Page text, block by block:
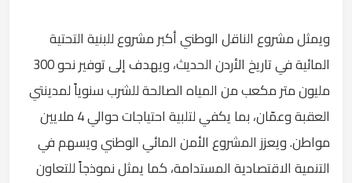
ويمثل مشروع الناقل الوطني أكبر مشروع للبنية التحتية
المائية في تاريخ الأردن الحديث، ويهدف إلى توفير نحو 300
مليون متر مكعب من المياه الصالحة للشرب سنوياً لمدينتي
العقبة وعمّان، بما يكفي لتلبية احتياجات حوالي 4 ملايين
مواطن. ويعزز المشروع الأمن المائي الوطني ويسهم في
التنمية الاقتصادية المستدامة، كما يمثل نموذجاً للتعاون